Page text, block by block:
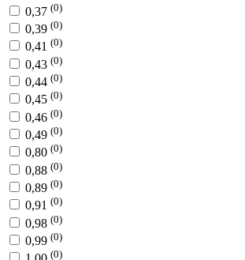
0,37 (0)
0,39 (0)
0,41 (0)
0,43 (0)
0,44 (0)
0,45 (0)
0,46 (0)
0,49 (0)
0,80 (0)
0,88 (0)
0,89 (0)
0,91 (0)
0,98 (0)
0,99 (0)
(0)